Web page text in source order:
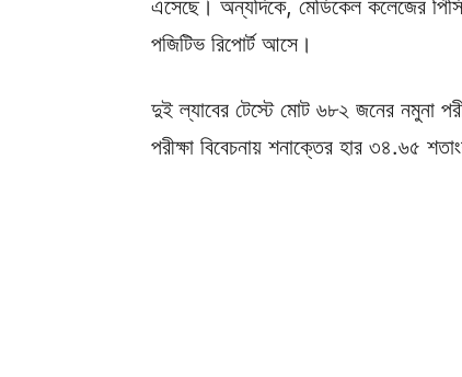
এসেছে। অন্যদিকে, মেডিকেল কলেজের
পজিটিভ রিপোর্ট আসে।
দুই ল্যাবের টেস্টে মোট ৬৮২ জনের নমুনা
পরীক্ষা বিবেচনায় শনাক্তের হার ৩৪.৬৫